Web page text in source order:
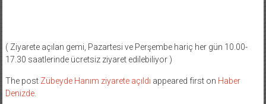
( Ziyarete açılan gemi, Pazartesi ve Perşembe hariç her gün 10.00-
17.30 saatlerinde ücretsiz ziyaret edilebiliyor )
The post Zübeyde Hanım ziyarete açıldı appeared first on Haber
Denizde.